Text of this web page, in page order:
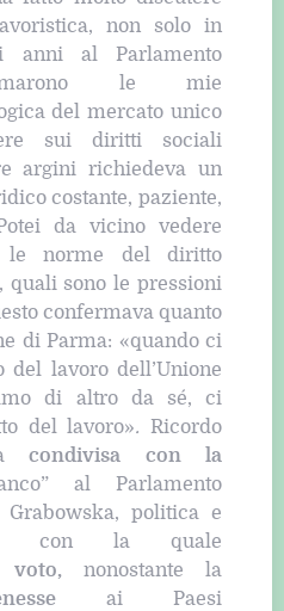
non solo in
anni al Parlamento
le mie
del mercato unico
sui diritti sociali
argini richiedeva un
costante, paziente,
da vicino vedere
le norme del diritto
quali sono le pressioni
confermava quanto
di Parma: «quando ci
lavoro dell’Unione
di altro da sé, ci
del lavoro». Ricordo
condivisa con la
al Parlamento
Grabowska, politica e
con la quale
voto, nonostante la
ai Paesi